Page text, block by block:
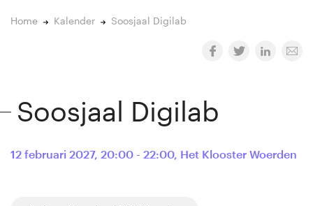
Home Kalender Soosjaal Digilab
Soosjaal Digilab
12 februari 2027, 20:00 - 22:00, Het Klooster Woerden